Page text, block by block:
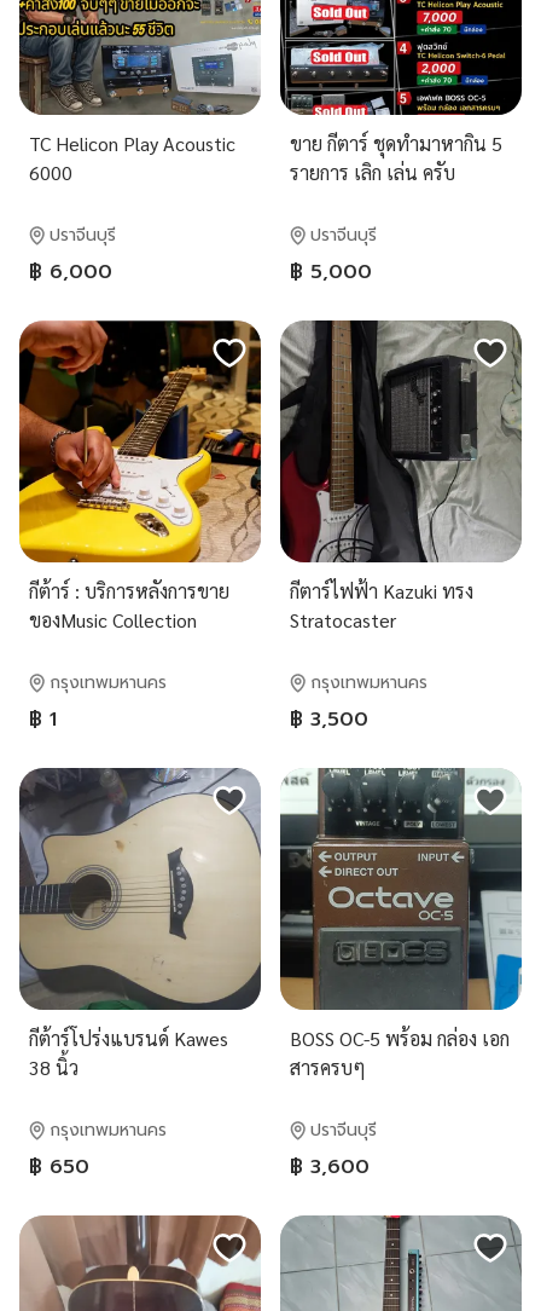
TC Helicon Play Acoustic
6000
ปราจีนบุรี
฿ 6,000
ขาย กีตาร์ ชุดทำมาหากิน 5
รายการ เลิก เล่น ครับ
ปราจีนบุรี
฿ 5,000
กีต้าร์ : บริการหลังการขาย
ของMusic Collection
กรุงเทพมหานคร
฿ 1
กีตาร์ไฟฟ้า Kazuki ทรง
Stratocaster
กรุงเทพมหานคร
฿ 3,500
กีต้าร์โปร่งแบรนด์ Kawes
38 นิ้ว
กรุงเทพมหานคร
฿ 650
BOSS OC-5 พร้อม กล่อง เอก
สารครบๆ
ปราจีนบุรี
฿ 3,600